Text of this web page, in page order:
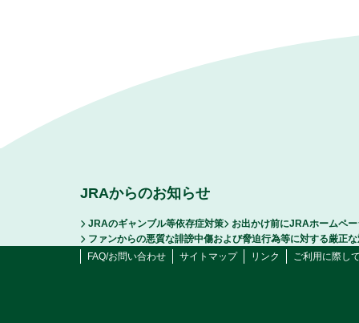
JRAからのお知らせ
JRAのギャンブル等依存症対策
お出かけ前にJRAホームペ
ファンからの悪質な誹謗中傷および脅迫行為等に対する厳正
FAQ/お問い合わせ
サイトマップ リンク ご利用に際し